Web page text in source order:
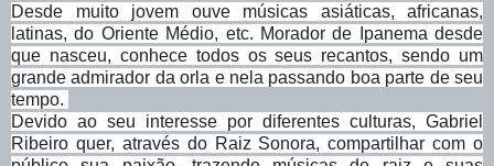
Desde muito jovem ouve músicas asiáticas, africanas,
latinas, do Oriente Médio, etc. Morador de Ipanema desde
que nasceu, conhece todos os seus recantos, sendo um
grande admirador da orla e nela passando boa parte de seu
tempo.
Devido ao seu interesse por diferentes culturas, Gabriel
Ribeiro quer, através do Raiz Sonora, compartilhar com o